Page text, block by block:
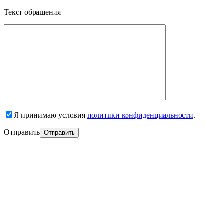
Текст обращения
Я принимаю условия политики конфиденциальности.
Отправить